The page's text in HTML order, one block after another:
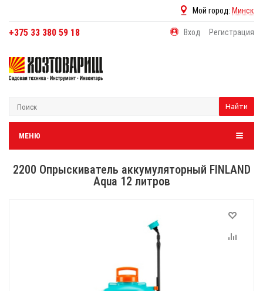
Мой город: Минск
+375 33 380 59 18 Вход Регистрация
Найти
МЕНЮ
2200 Опрыскиватель аккумуляторный FINLAND
Aqua 12 литров